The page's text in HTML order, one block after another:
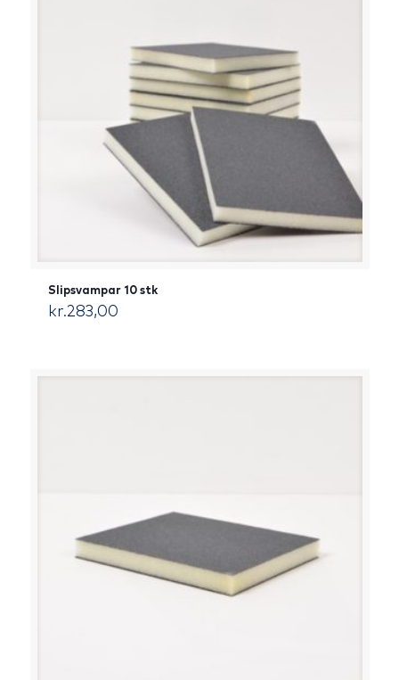
Slipsvampar 10 stk
kr.283,00